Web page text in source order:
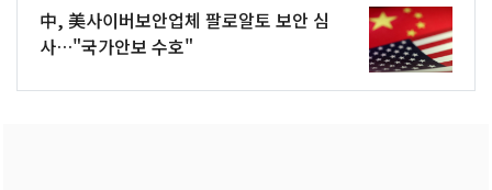
中, 美사이버보안업체 팔로알토 보안 심
사…"국가안보 수호"